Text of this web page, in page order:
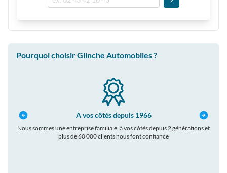
Pourquoi choisir Glinche Automobiles ?
A vos côtés depuis 1966
Nous sommes une entreprise familiale, à vos côtés depuis 2 générations et
plus de 60 000 clients nous font confiance